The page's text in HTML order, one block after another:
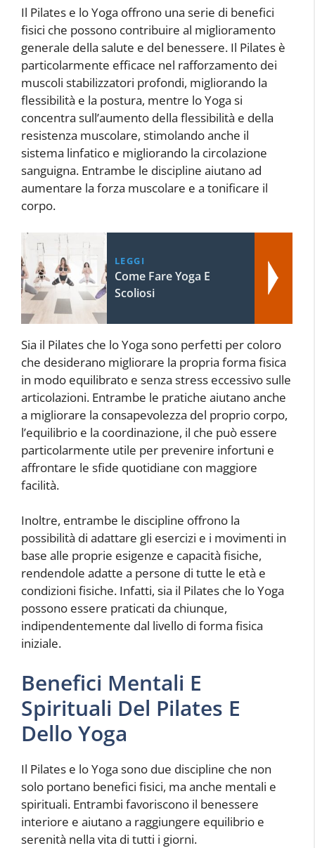
Il Pilates e lo Yoga offrono una serie di benefici
fisici che possono contribuire al miglioramento
generale della salute e del benessere. Il Pilates è
particolarmente efficace nel rafforzamento dei
muscoli stabilizzatori profondi, migliorando la
flessibilità e la postura, mentre lo Yoga si
concentra sull’aumento della flessibilità e della
resistenza muscolare, stimolando anche il
sistema linfatico e migliorando la circolazione
sanguigna. Entrambe le discipline aiutano ad
aumentare la forza muscolare e a tonificare il
corpo.
LEGGI
Come Fare Yoga E
Scoliosi
Sia il Pilates che lo Yoga sono perfetti per coloro
che desiderano migliorare la propria forma fisica
in modo equilibrato e senza stress eccessivo sulle
articolazioni. Entrambe le pratiche aiutano anche
a migliorare la consapevolezza del proprio corpo,
l’equilibrio e la coordinazione, il che può essere
particolarmente utile per prevenire infortuni e
affrontare le sfide quotidiane con maggiore
facilità.
Inoltre, entrambe le discipline offrono la
possibilità di adattare gli esercizi e i movimenti in
base alle proprie esigenze e capacità fisiche,
rendendole adatte a persone di tutte le età e
condizioni fisiche. Infatti, sia il Pilates che lo Yoga
possono essere praticati da chiunque,
indipendentemente dal livello di forma fisica
iniziale.
Benefici Mentali E
Spirituali Del Pilates E
Dello Yoga
Il Pilates e lo Yoga sono due discipline che non
solo portano benefici fisici, ma anche mentali e
spirituali. Entrambi favoriscono il benessere
interiore e aiutano a raggiungere equilibrio e
serenità nella vita di tutti i giorni.